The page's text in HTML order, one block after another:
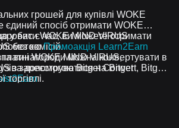
грошей для купівлі WOKE
спосіб отримати WOKE
у вас є час, ви можете отримати
без комісій.
WOKE MIND VIRUS
Промоакція Learn2Earn
WOKE MIND VIRUS,
зареєструватися на Bitget
до
та винагороди можна конвертувати в
за допомогою Bitget Convert, Bitget
торгівлі.